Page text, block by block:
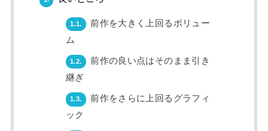
1.1.
前作を大きく上回るボリュー
ム
1.2.
前作の良い点はそのまま引き
継ぎ
1.3.
前作をさらに上回るグラフィ
ック